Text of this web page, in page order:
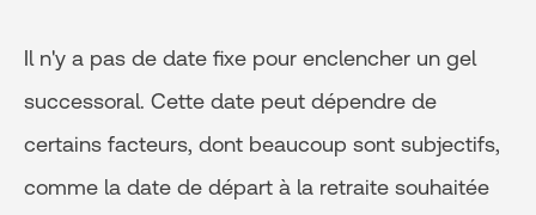
Il n'y a pas de date fixe pour enclencher un gel
successoral. Cette date peut dépendre de
certains facteurs, dont beaucoup sont subjectifs,
comme la date de départ à la retraite souhaitée